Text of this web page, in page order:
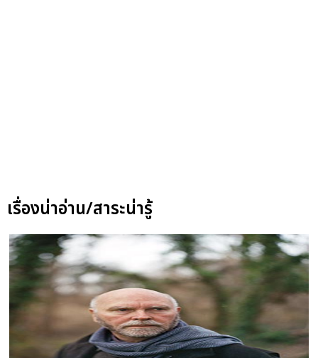
เรื่องน่าอ่าน/สาระน่ารู้